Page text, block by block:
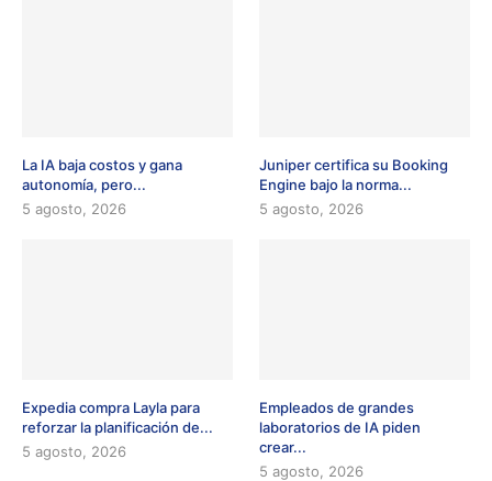
La IA baja costos y gana
autonomía, pero...
5 agosto, 2026
Juniper certifica su Booking
Engine bajo la norma...
5 agosto, 2026
Expedia compra Layla para
reforzar la planificación de...
5 agosto, 2026
Empleados de grandes
laboratorios de IA piden
crear...
5 agosto, 2026